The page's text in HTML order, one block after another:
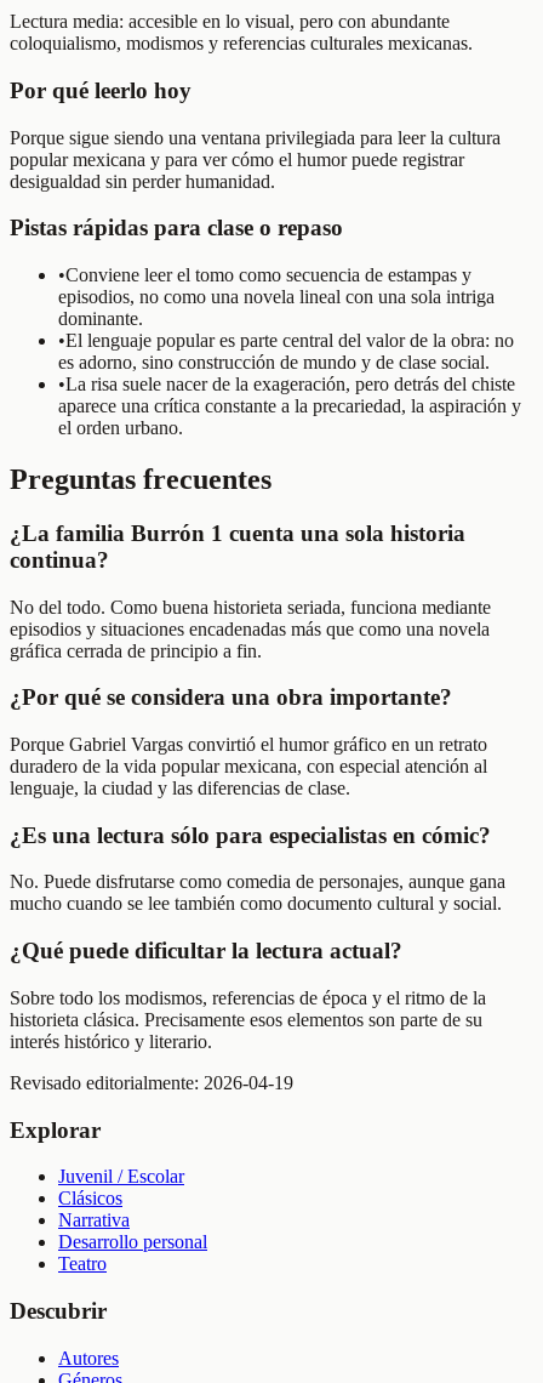
Lectura media: accesible en lo visual, pero con abundante
coloquialismo, modismos y referencias culturales mexicanas.
Por qué leerlo hoy
Porque sigue siendo una ventana privilegiada para leer la cultura
popular mexicana y para ver cómo el humor puede registrar
desigualdad sin perder humanidad.
Pistas rápidas para clase o repaso
•Conviene leer el tomo como secuencia de estampas y
episodios, no como una novela lineal con una sola intriga
dominante.
•El lenguaje popular es parte central del valor de la obra: no
es adorno, sino construcción de mundo y de clase social.
•La risa suele nacer de la exageración, pero detrás del chiste
aparece una crítica constante a la precariedad, la aspiración y
el orden urbano.
Preguntas frecuentes
¿La familia Burrón 1 cuenta una sola historia
continua?
No del todo. Como buena historieta seriada, funciona mediante
episodios y situaciones encadenadas más que como una novela
gráfica cerrada de principio a fin.
¿Por qué se considera una obra importante?
Porque Gabriel Vargas convirtió el humor gráfico en un retrato
duradero de la vida popular mexicana, con especial atención al
lenguaje, la ciudad y las diferencias de clase.
¿Es una lectura sólo para especialistas en cómic?
No. Puede disfrutarse como comedia de personajes, aunque gana
mucho cuando se lee también como documento cultural y social.
¿Qué puede dificultar la lectura actual?
Sobre todo los modismos, referencias de época y el ritmo de la
historieta clásica. Precisamente esos elementos son parte de su
interés histórico y literario.
Revisado editorialmente: 2026-04-19
Explorar
Juvenil / Escolar
Clásicos
Narrativa
Desarrollo personal
Teatro
Descubrir
Autores